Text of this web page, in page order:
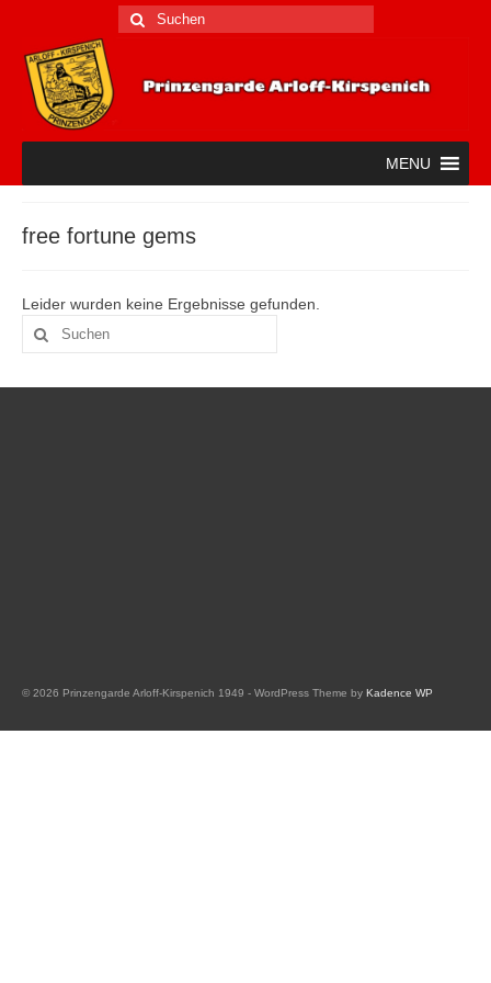
Suche
nach:
MENU
free fortune gems
Leider wurden keine Ergebnisse gefunden.
Suche
nach:
© 2026 Prinzengarde Arloff-Kirspenich 1949 - WordPress Theme by Kadence WP